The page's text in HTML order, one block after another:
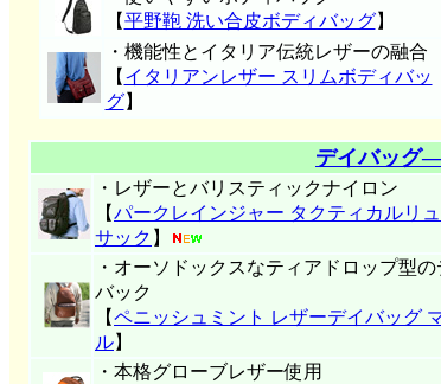
【平野鞄 洗い合皮ボディバッグ】
・機能性とイタリア伝統レザーの融合
【 イタリアンレザー スリムボディバッ
グ】
デイバッグ
・レザーとバリスティックナイロン
【パークレインジャー タクティカルリ
サック 】
・オーソドックスなティアドロップ型の
バック
【ペニッシュミント レザーデイバッグ
ル】
・本格グローブレザー使用